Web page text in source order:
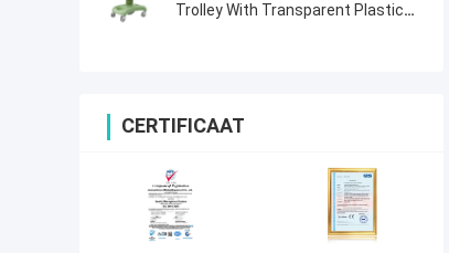
Trolley With Transparent Plastic
CERTIFICAAT